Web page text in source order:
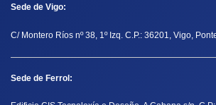
Sede de Vigo:
C/ Montero Ríos nº 38, 1º Izq. C.P.: 36201, Vigo,
Sede de Ferrol: